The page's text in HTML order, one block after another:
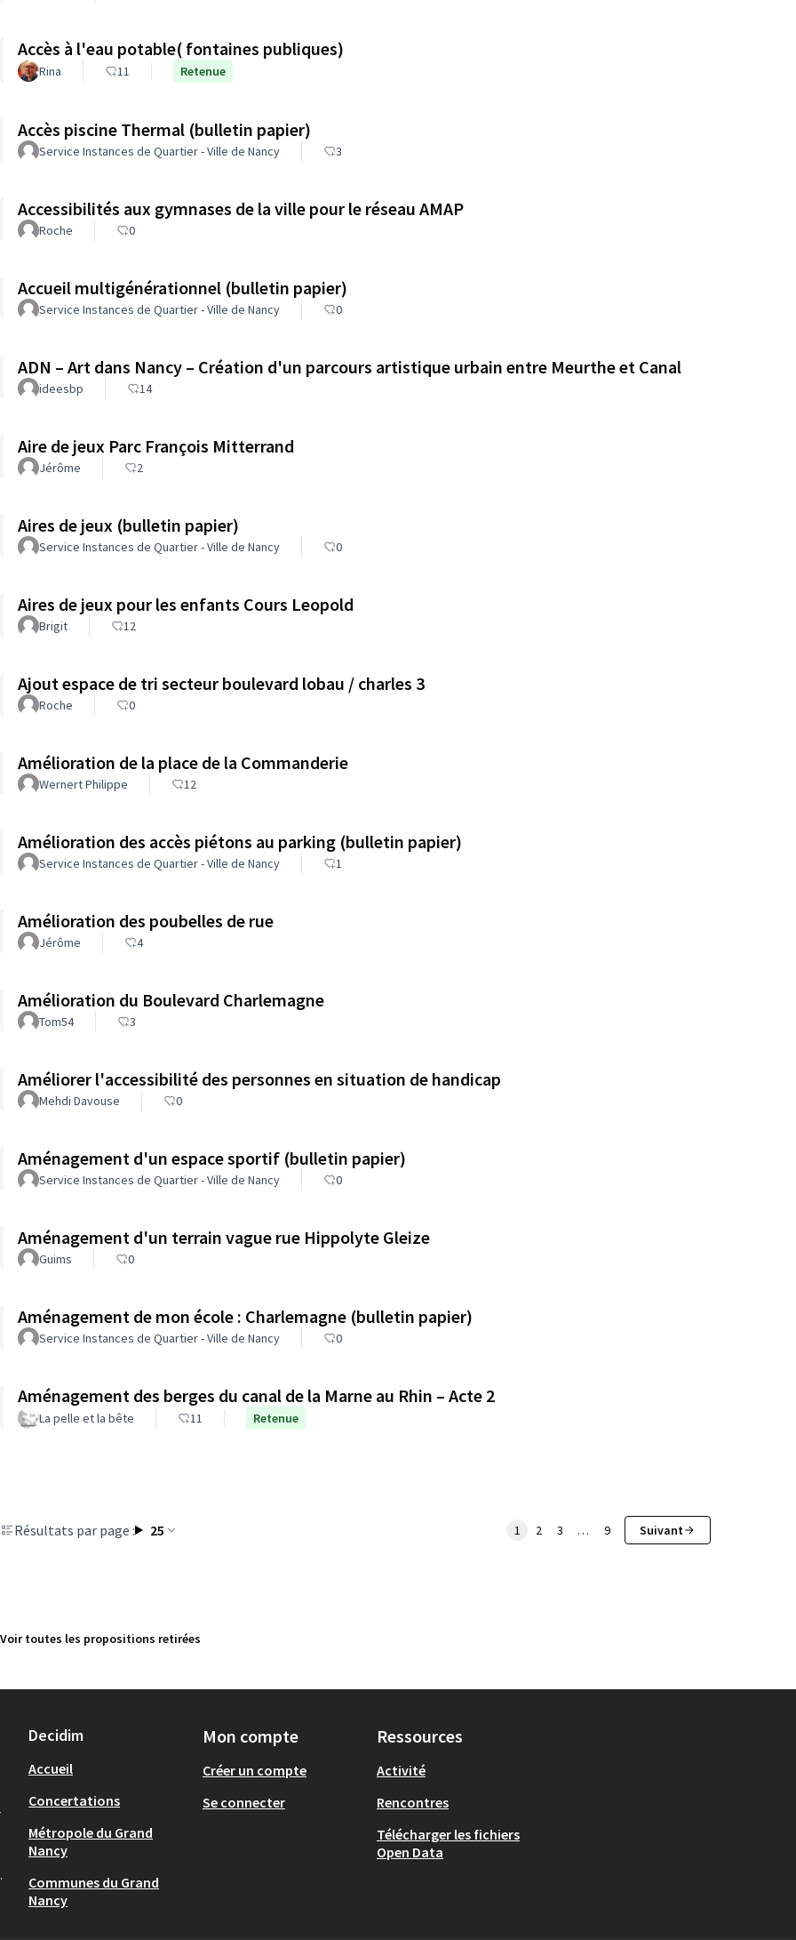
Accès à l'eau potable( fontaines publiques)
Rina 11 Retenue
Accès piscine Thermal (bulletin papier)
Service Instances de Quartier - Ville de Nancy 3
Accessibilités aux gymnases de la ville pour le réseau AMAP
Roche 0
Accueil multigénérationnel (bulletin papier)
Service Instances de Quartier - Ville de Nancy 0
ADN – Art dans Nancy – Création d'un parcours artistique urbain entre Meurthe et Canal
ideesbp 14
Aire de jeux Parc François Mitterrand
Jérôme 2
Aires de jeux (bulletin papier)
Service Instances de Quartier - Ville de Nancy 0
Aires de jeux pour les enfants Cours Leopold
Brigit 12
Ajout espace de tri secteur boulevard lobau / charles 3
Roche 0
Amélioration de la place de la Commanderie
Wernert Philippe 12
Amélioration des accès piétons au parking (bulletin papier)
Service Instances de Quartier - Ville de Nancy 1
Amélioration des poubelles de rue
Jérôme 4
Amélioration du Boulevard Charlemagne
Tom54 3
Améliorer l'accessibilité des personnes en situation de handicap
Mehdi Davouse 0
Aménagement d'un espace sportif (bulletin papier)
Service Instances de Quartier - Ville de Nancy 0
Aménagement d'un terrain vague rue Hippolyte Gleize
Guims 0
Aménagement de mon école : Charlemagne (bulletin papier)
Service Instances de Quartier - Ville de Nancy 0
Aménagement des berges du canal de la Marne au Rhin – Acte 2
La pelle et la bête 11 Retenue
Résultats par page : 25 1 2 3 … 9 Suivant
Voir toutes les propositions retirées
Decidim
Accueil
Concertations
Métropole du Grand
Nancy
Communes du Grand
Nancy
Mon compte
Créer un compte
Se connecter
Ressources
Activité
Rencontres
Télécharger les fichiers
Open Data